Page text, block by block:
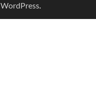
WordPress.